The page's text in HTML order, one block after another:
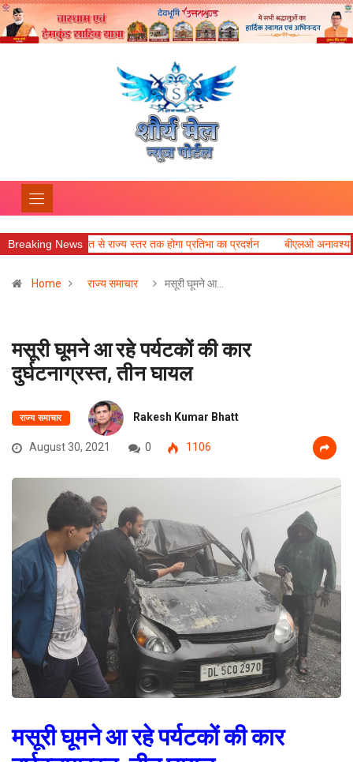
Breaking News
से राज्य स्तर तक होगा प्रतिभा का प्रदर्शन बीएलओ अनावश्यक दस्तावेज
Home राज्य समाचार मसूरी घूमने आ…
मसूरी घूमने आ रहे पर्यटकों की कार
दुर्घटनाग्रस्त, तीन घायल
राज्य समाचार Rakesh Kumar Bhatt
August 30, 2021 0 1106
मसूरी घूमने आ रहे पर्यटकों की कार